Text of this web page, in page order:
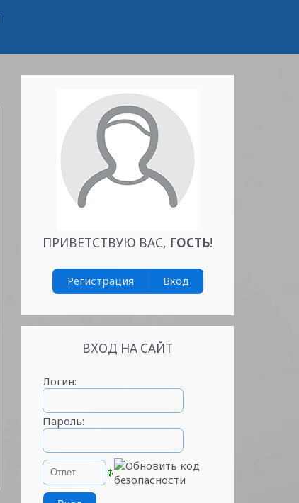
ПРИВЕТСТВУЮ ВАС, ГОСТЬ!
Регистрация Вход
ВХОД НА САЙТ
Логин:
Пароль: